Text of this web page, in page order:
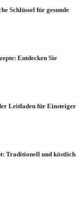
Schlüssel für gesunde
Entdecken Sie
Leitfaden für Einsteiger
Traditionell und köstlich